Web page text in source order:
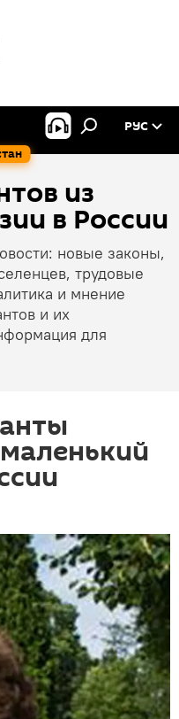
РУС
из
в России
новые законы,
трудовые
и мнение
и их
для